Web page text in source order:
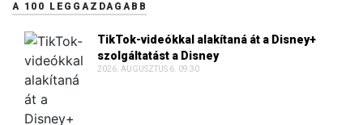
A 100 LEGGAZDAGABB
TikTok-videókkal alakítaná át a Disney+
szolgáltatást a Disney
2026. AUGUSZTUS 6. 09:30